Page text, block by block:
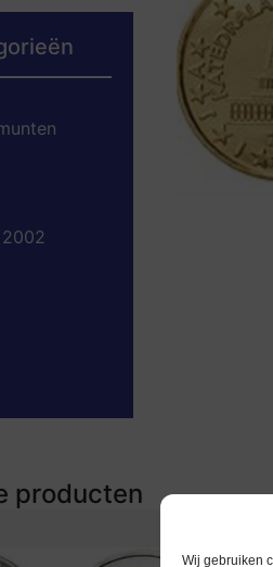
Wij gebruiken
producten